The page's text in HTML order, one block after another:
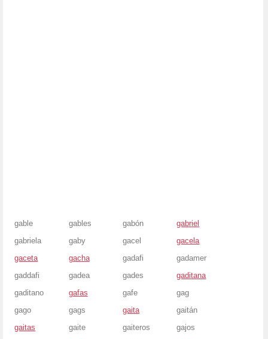
gable gables gabón
gabriel
gabriela
gaby gacel
gacela
gaceta
gacha gadafi
gadamer
gaddafi
gadea gades
gaditana
gaditano
gafas gafe
gag
gago
gags gaita
gaitán
gaitas
gaite gaiteros
gajos